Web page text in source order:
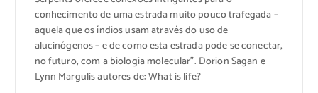
conhecimento de uma estrada muito pouco trafegada –
aquela que os índios usam através do uso de
alucinógenos – e de como esta estrada pode se conectar,
no futuro, com a biologia molecular”. Dorion Sagan e
Lynn Margulis autores de: What is life?